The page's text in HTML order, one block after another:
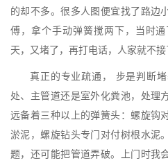
的却不多。很多人图便宜找了路边
傅，拿个手动弹簧搅两下，当时
天，又堵了，再打电话，人家就不接
真正的专业疏通， 步是判断
处、主管道还是室外化粪池，处理
远备着三种以上的弹簧头：螺旋钩
淤泥，螺旋钻头专门对付树根水泥
题，还可能把管道弄破。上门时我